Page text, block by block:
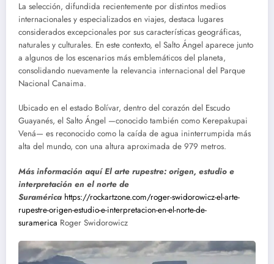
La selección, difundida recientemente por distintos medios
internacionales y especializados en viajes, destaca lugares
considerados excepcionales por sus características geográficas,
naturales y culturales. En este contexto, el Salto Ángel aparece junto
a algunos de los escenarios más emblemáticos del planeta,
consolidando nuevamente la relevancia internacional del Parque
Nacional Canaima.
Ubicado en el estado Bolívar, dentro del corazón del Escudo
Guayanés, el Salto Ángel —conocido también como Kerepakupai
Vená— es reconocido como la caída de agua ininterrumpida más
alta del mundo, con una altura aproximada de 979 metros.
Más información aquí El arte rupestre: origen, estudio e
interpretación en el norte de
Suramérica https://rockartzone.com/roger-swidorowicz-el-arte-
rupestre-origen-estudio-e-interpretacion-en-el-norte-de-
suramerica Roger Swidorowicz